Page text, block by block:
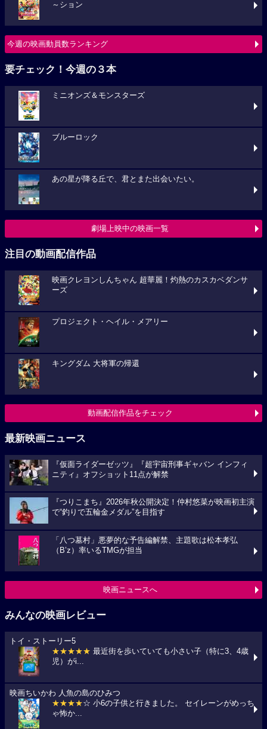
～ション
今週の映画動員数ランキング
要チェック！今週の３本
ミニオンズ＆モンスターズ
ブルーロック
あの星が降る丘で、君とまた出会いたい。
劇場上映中の映画一覧
注目の動画配信作品
映画クレヨンしんちゃん 超華麗！灼熱のカスカベダンサ
ーズ
プロジェクト・ヘイル・メアリー
キングダム 大将軍の帰還
動画配信作品をチェック
最新映画ニュース
『仮面ライダーゼッツ』『超宇宙刑事ギャバン インフィ
ニティ』オフショット11点が解禁
『つりこまち』2026年秋公開決定！仲村悠菜が映画初主演
で“釣りで五輪金メダル”を目指す
「八つ墓村」悪夢的な予告編解禁、主題歌は松本孝弘
（B’z）率いるTMGが担当
映画ニュースへ
みんなの映画レビュー
トイ・ストーリー5
★★★★★ 最近街を歩いていても小さい子（特に3、4歳
児）がi...
映画ちいかわ 人魚の島のひみつ
★★★★☆ 小6の子供と行きました。 セイレーンがめっち
ゃ怖か...